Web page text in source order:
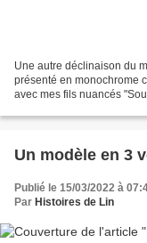
Une autre déclinaison du
présenté en monochrome
avec mes fils nuancés
Un modèle en 3
Publié le 15/03/2022 à
Par Histoires de Lin